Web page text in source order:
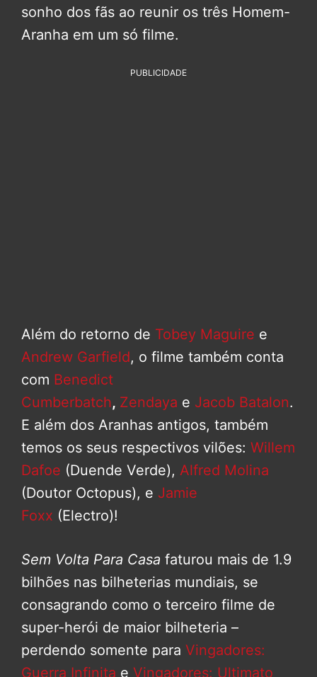
sonho dos fãs ao reunir os três Homem-
Aranha em um só filme.
PUBLICIDADE
Além do retorno de Tobey Maguire e
Andrew Garfield, o filme também conta
com Benedict
Cumberbatch, Zendaya e Jacob Batalon.
E além dos Aranhas antigos, também
temos os seus respectivos vilões: Willem
Dafoe (Duende Verde), Alfred Molina
(Doutor Octopus), e Jamie
Foxx (Electro)!
Sem Volta Para Casa faturou mais de 1.9
bilhões nas bilheterias mundiais, se
consagrando como o terceiro filme de
super-herói de maior bilheteria –
perdendo somente para Vingadores:
Guerra Infinita e Vingadores: Ultimato